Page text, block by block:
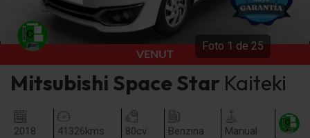
VENUT
Foto 1 de25
Mitsubishi Space Star Kaiteki
2018 41326kms 80cv Benzina Manual